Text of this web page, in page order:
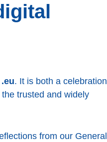
. It is both a celebration
trusted and widely
from our General